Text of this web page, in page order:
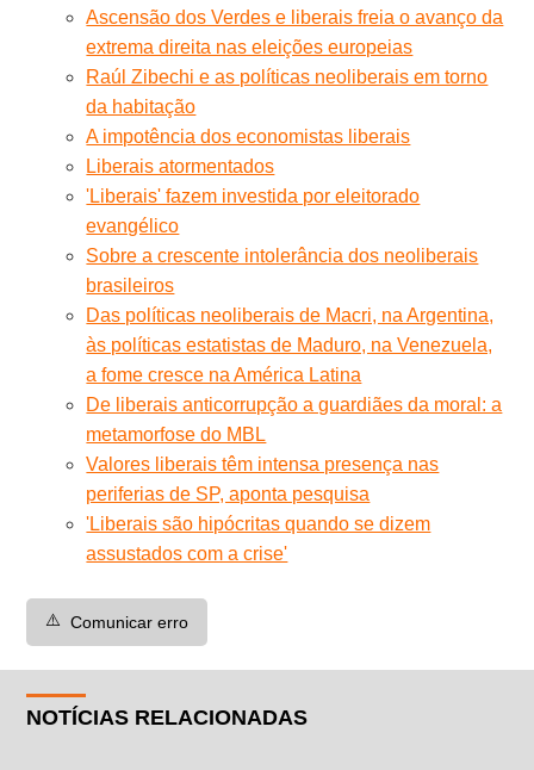
Ascensão dos Verdes e liberais freia o avanço da
extrema direita nas eleições europeias
Raúl Zibechi e as políticas neoliberais em torno
da habitação
A impotência dos economistas liberais
Liberais atormentados
'Liberais' fazem investida por eleitorado
evangélico
Sobre a crescente intolerância dos neoliberais
brasileiros
Das políticas neoliberais de Macri, na Argentina,
às políticas estatistas de Maduro, na Venezuela,
a fome cresce na América Latina
De liberais anticorrupção a guardiães da moral: a
metamorfose do MBL
Valores liberais têm intensa presença nas
periferias de SP, aponta pesquisa
'Liberais são hipócritas quando se dizem
assustados com a crise'
⚠️ Comunicar erro
NOTÍCIAS RELACIONADAS